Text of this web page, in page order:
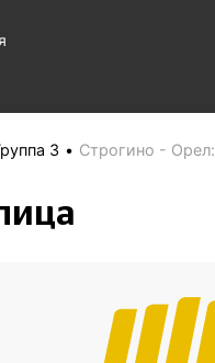
3 Строгино - Орел: